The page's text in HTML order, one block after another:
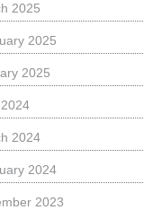
2025
2025
2025
2024
2024
2023